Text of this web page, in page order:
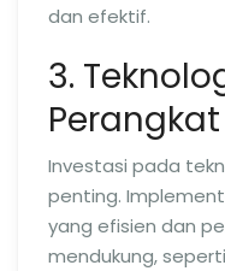
dan efektif.
3.
Perangkat
Investasi pada
penting.
yang efisien dan
mendukung,